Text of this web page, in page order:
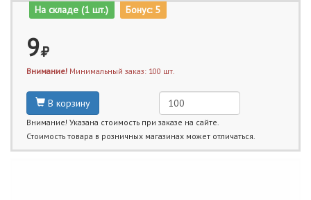
На складе (1 шт.)
Бонус: 5
9
Внимание! Минимальный заказ: 100 шт.
В корзину
Внимание! Указана стоимость при заказе на сайте.
Стоимость товара в розничных магазинах может отличаться.